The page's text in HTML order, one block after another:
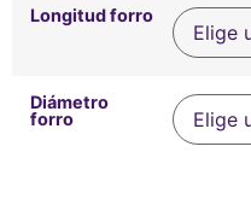
Longitud forro
Diámetro
forro